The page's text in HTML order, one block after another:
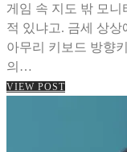
게임 속 지도 밖 모
적 있냐고. 금세 상
아무리 키보드 방향
의…
VIEW POST